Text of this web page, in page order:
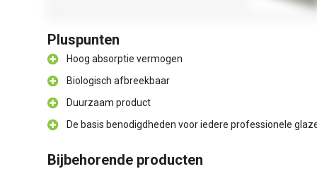
Pluspunten
Hoog absorptie vermogen
Biologisch afbreekbaar
Duurzaam product
De basis benodigdheden voor iedere professionele
Bijbehorende producten